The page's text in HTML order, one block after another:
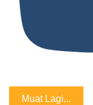
Muat Lagi...